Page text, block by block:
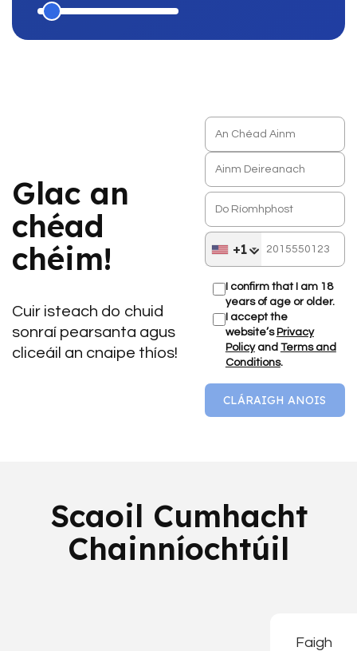
Glac an
chéad
chéim!
Cuir isteach do chuid
sonraí pearsanta agus
cliceáil an cnaipe thíos!
+1
I confirm that I am 18
years of age or older.
I accept the
website’s Privacy
Policyand Terms and
Conditions.
CLÁRAIGH ANOIS
Scaoil Cumhacht
Chainníochtúil
Faigh